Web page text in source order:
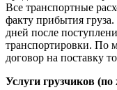
Все транспортные
факту прибытия
дней после
транспортировки. По
договор на поставку
Услуги грузчиков